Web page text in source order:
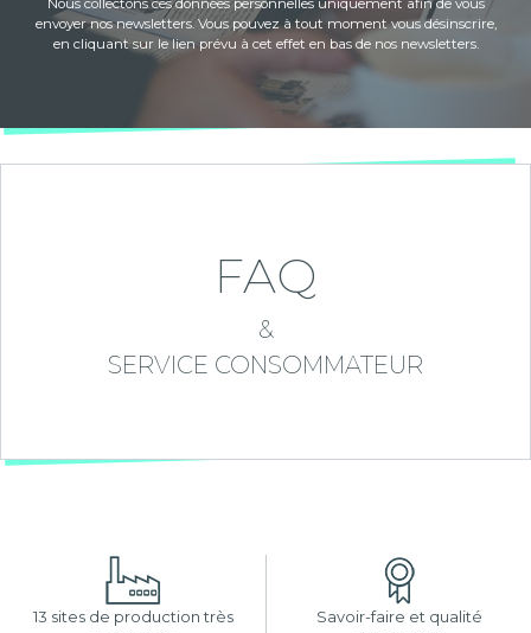
Nous collectons ces données personnelles uniquement afin de vous
envoyer nos newsletters. Vous pouvez à tout moment vous désinscrire,
en cliquant sur le lien prévu à cet effet en bas de nos newsletters.
FAQ
&
SERVICE CONSOMMATEUR
13 sites de production très
Savoir-faire et qualité